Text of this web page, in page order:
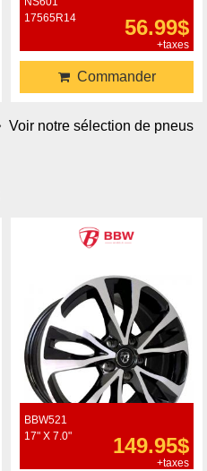
17565R14
56.99$
+taxes
Commander
Voir notre sélection de pneus
BBW521
17" X 7.0"
149.95$
+taxes